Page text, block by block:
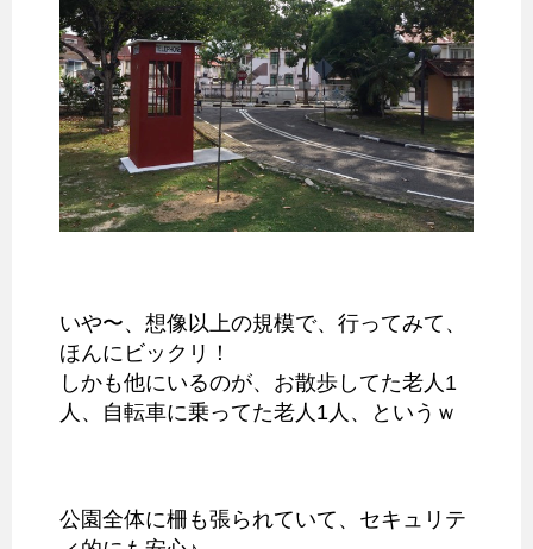
いや〜、想像以上の規模で、行ってみて、
ほんにビックリ！
しかも他にいるのが、お散歩してた老人1
人、自転車に乗ってた老人1人、というｗ
公園全体に柵も張られていて、セキュリテ